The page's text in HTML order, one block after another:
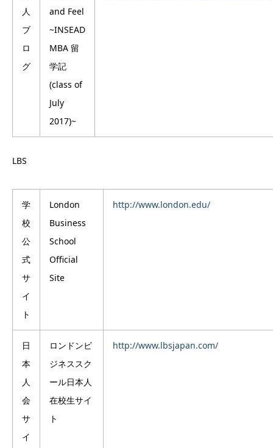
人
ブ
ロ
グ
and Feel
~INSEAD
MBA 留
学記
(class of
July
2017)~
LBS
学
校
公
式
サ
イ
ト
London
Business
School
Official
Site
http://www.london.edu/
日
本
人
会
サ
イ
ロンドンビ
ジネススク
ール日本人
在校生サイ
ト
http://www.lbsjapan.com/